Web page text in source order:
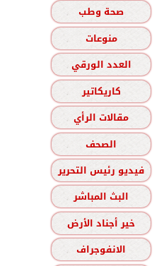
صحة وطب
منوعات
العدد الورقي
كاريكاتير
مقالات الرأي
الصحف
فيديو رئيس التحرير
البث المباشر
خير أجناد الأرض
الانفوجراف